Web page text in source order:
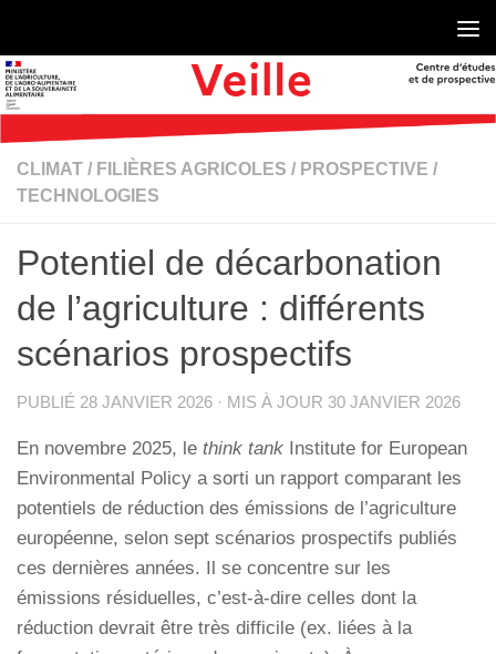
CLIMAT / FILIÈRES AGRICOLES / PROSPECTIVE /
TECHNOLOGIES
Potentiel de décarbonation
de l’agriculture : différents
scénarios prospectifs
PUBLIÉ 28 JANVIER 2026 · MIS À JOUR 30 JANVIER 2026
En novembre 2025, le think tank Institute for European
Environmental Policy a sorti un rapport comparant les
potentiels de réduction des émissions de l’agriculture
européenne, selon sept scénarios prospectifs publiés
ces dernières années. Il se concentre sur les
émissions résiduelles, c’est-à-dire celles dont la
réduction devrait être très difficile (ex. liées à la